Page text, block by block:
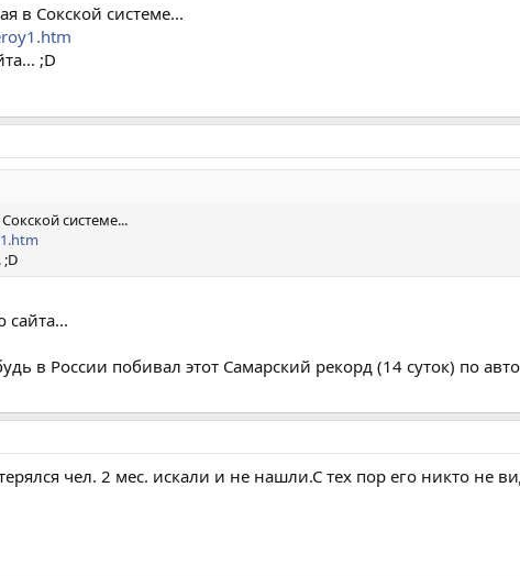
в Сокской системе...
;D
системе...
;D
сайта...
в России побивал этот Самарский рекорд (14 суток) по
чел. 2 мес. искали и не нашли.С тех пор его никто не